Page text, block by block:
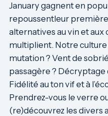
January gagnent en
repoussentleur première
alternatives au vin et aux
multiplient. Notre culture
mutation ? Vent de
passagère ? Décryptage
Fidélité au ton vif et à
Prendrez-vous le verre
(re)découvrez les divers